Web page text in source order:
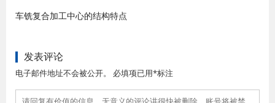
车铣复合加工中心的结构特点
发表评论
电子邮件地址不会被公开。 必填项已用*标注